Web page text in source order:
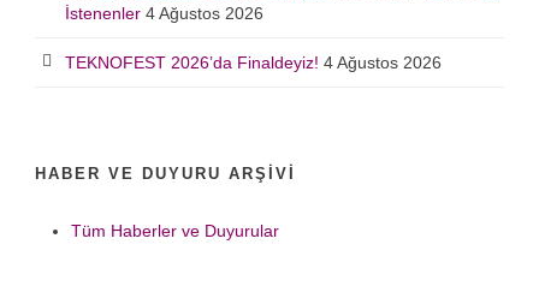
İstenenler 4 Ağustos 2026
TEKNOFEST 2026’da Finaldeyiz! 4 Ağustos 2026
HABER VE DUYURU ARŞIVI
Tüm Haberler ve Duyurular